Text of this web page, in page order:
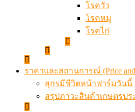
โรควัว
โรคหมู
โรคไก่
ราคาและสถานการณ์ (Price and
สุกรมีชีวิตหน้าฟาร์มวันนี้
สรุปภาวะสินค้าเกษตรปร